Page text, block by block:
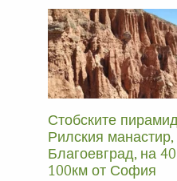
Стобските
Рилския
Благоевград, на
100км от София